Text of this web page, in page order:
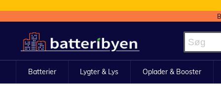
to
Content
Batterier Lygter & Lys Oplader & Booster